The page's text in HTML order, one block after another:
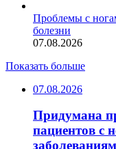
Проблемы с
болезни
07.08.2026
Показать больше
07.08.2026
Придумана
пациентов с